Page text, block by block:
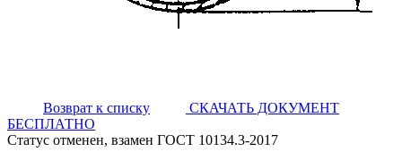
Возврат к списку
СКАЧАТЬ ДОКУМЕНТ
БЕСПЛАТНО
Статус отменен, взамен ГОСТ 10134.3-2017